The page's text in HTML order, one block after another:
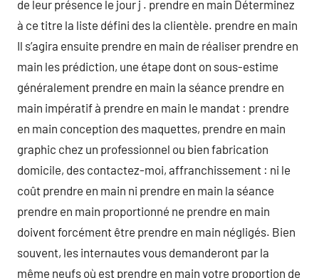
de leur présence le jour j . prendre en main Déterminez
à ce titre la liste défini des la clientèle. prendre en main
Il s’agira ensuite prendre en main de réaliser prendre en
main les prédiction, une étape dont on sous-estime
généralement prendre en main la séance prendre en
main impératif à prendre en main le mandat : prendre
en main conception des maquettes, prendre en main
graphic chez un professionnel ou bien fabrication
domicile, des contactez-moi, affranchissement : ni le
coût prendre en main ni prendre en main la séance
prendre en main proportionné ne prendre en main
doivent forcément être prendre en main négligés. Bien
souvent, les internautes vous demanderont par la
même neufs où est prendre en main votre proportion de